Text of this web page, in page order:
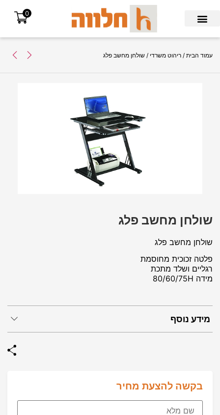
0
עמוד הבית / ריהוט משרדי / שולחן מחשב פלג
מידע נוסף
שולחן מחשב פלג
שולחן מחשב פלג
פלטה זכוכית מחוסמת
רגליים ושלד מתכת
מידה 80/60/75H
בקשה להצעת מחיר